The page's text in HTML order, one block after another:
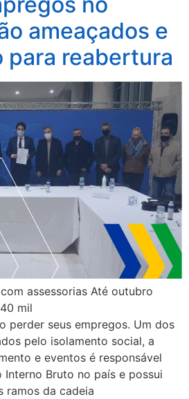
ameaçados e
para reabertura
assessorias Até outubro
mil
perder seus empregos. Um dos
pelo isolamento social, a
e eventos é responsável
Bruto no país e possui
ramos da cadeia